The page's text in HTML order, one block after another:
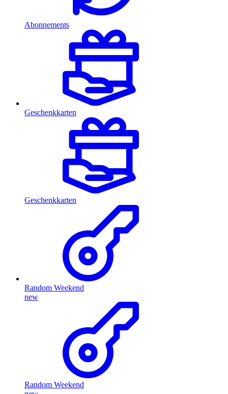
Abonnements
Geschenkkarten
Geschenkkarten
Random Weekend
new
Random Weekend